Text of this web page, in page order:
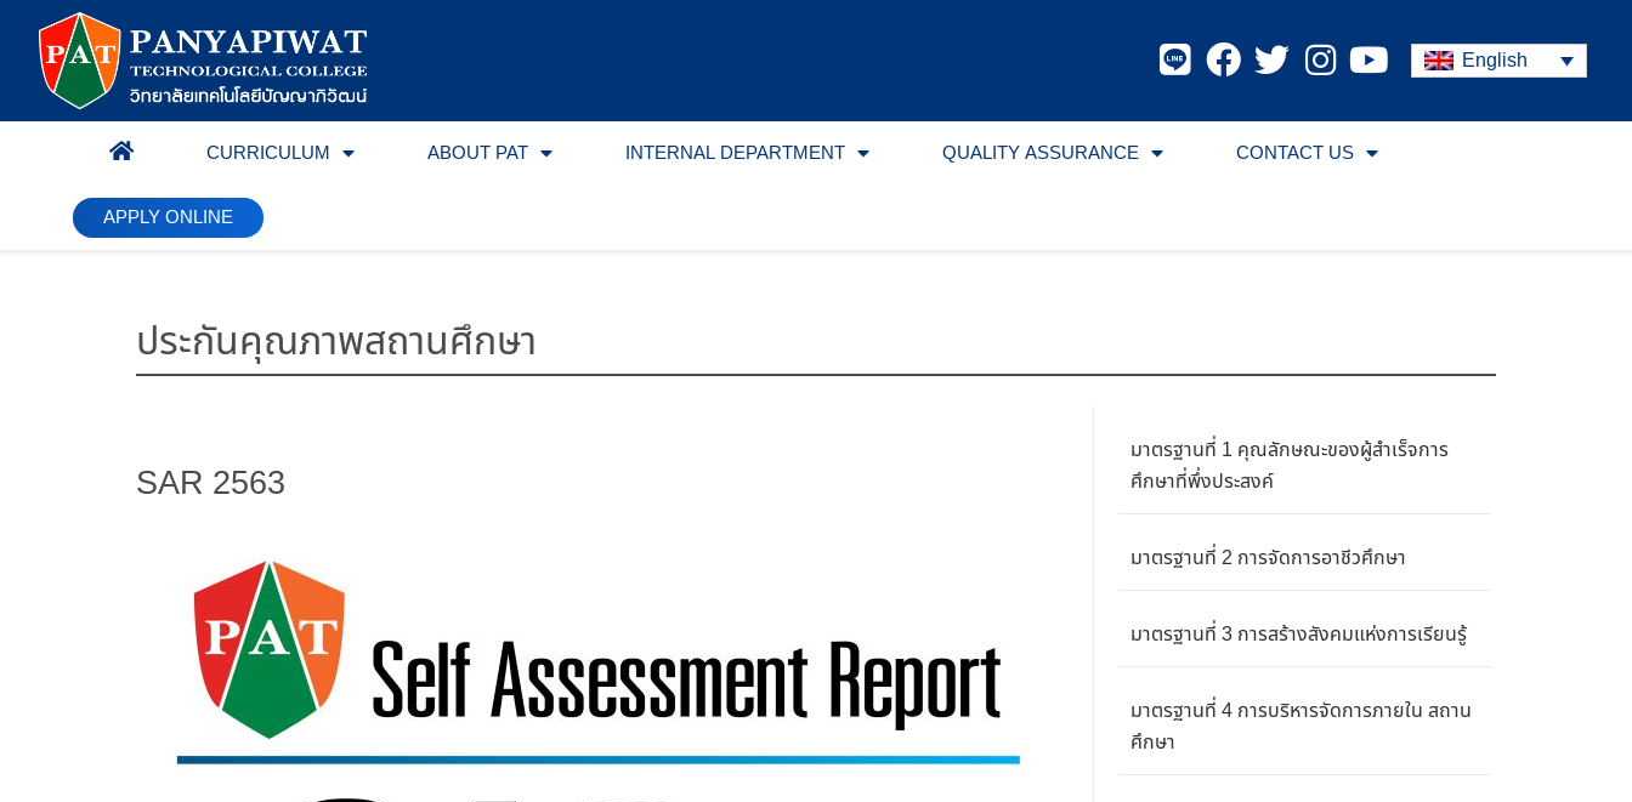
English
HOME
CURRICULUM ABOUT PAT INTERNAL DEPARTMENT QUALITY ASSURANCE
CONTACT US
APPLY ONLINE
ประกันคุณภาพสถานศึกษา
SAR 2563
มาตรฐานที่ 1 คุณลักษณะของผู้สำเร็จการ
ศึกษาที่พึ่งประสงค์
มาตรฐานที่ 2 การจัดการอาชีวศึกษา
มาตรฐานที่ 3 การสร้างสังคมแห่งการเรียนรู้
มาตรฐานที่ 4 การบริหารจัดการภายใน สถาน
ศึกษา